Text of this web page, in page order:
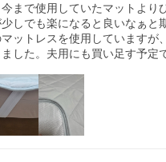
今まで使用していたマットより
しでも楽になると良いなぁと
ットレスを使用していますが
した。夫用にも買い足す予定